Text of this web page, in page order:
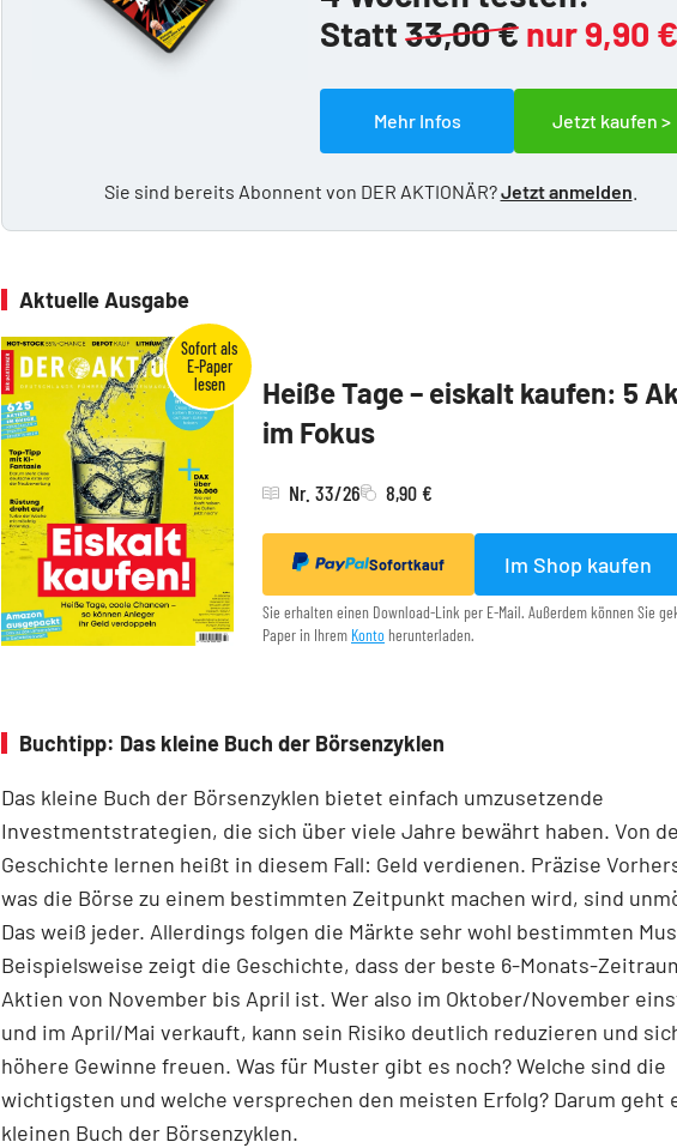
Statt 33,00 € nur 9,90 €
Mehr Infos Jetzt kaufen >
Sie sind bereits Abonnent von DER AKTIONÄR?Jetzt anmelden
Aktuelle Ausgabe
Heiße Tage – eiskalt kaufen: 5
im Fokus
Nr. 33/26 8,90 €
Sofortkauf Im Shop kaufen
Sie erhalten einen Download-Link per E-Mail. Außerdem können Sie
Paper in Ihrem Konto herunterladen.
Buchtipp: Das kleine Buch der Börsenzyklen
Das kleine Buch der Börsenzyklen bietet einfach umzusetzende
Investmentstrategien, die sich über viele Jahre bewährt haben. Von
Geschichte lernen heißt in diesem Fall: Geld verdienen. Präzise
was die Börse zu einem bestimmten Zeitpunkt machen wird, sind
Das weiß jeder. Allerdings folgen die Märkte sehr wohl bestimmten
Beispielsweise zeigt die Geschichte, dass der beste 6-Monats-
Aktien von November bis April ist. Wer also im Oktober/November
und im April/Mai verkauft, kann sein Risiko deutlich reduzieren und
höhere Gewinne freuen. Was für Muster gibt es noch? Welche sind die
wichtigsten und welche versprechen den meisten Erfolg? Darum geht
kleinen Buch der Börsenzyklen.